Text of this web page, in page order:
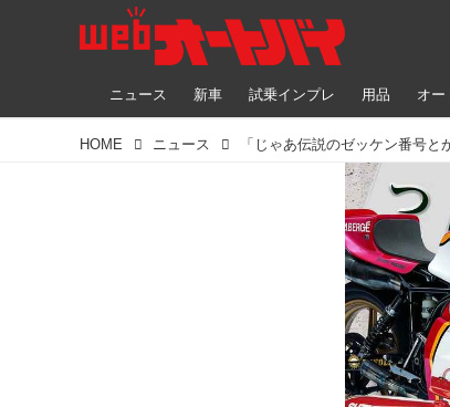
ニュース 新車 試乗インプレ 用品 オー
HOME ニュース